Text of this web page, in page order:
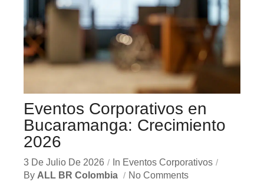
Eventos Corporativos en
Bucaramanga: Crecimiento
2026
3 De Julio De 2026 In Eventos Corporativos
By ALL BR Colombia No Comments